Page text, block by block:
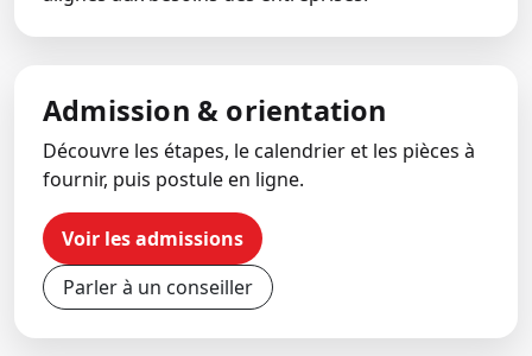
Admission & orientation
Découvre les étapes, le calendrier et les pièces à
fournir, puis postule en ligne.
Voir les admissions
Parler à un conseiller